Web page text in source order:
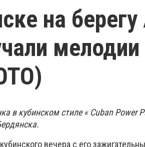
на
мелодии
в кубинском стиле « Cuban Power
вечера с его